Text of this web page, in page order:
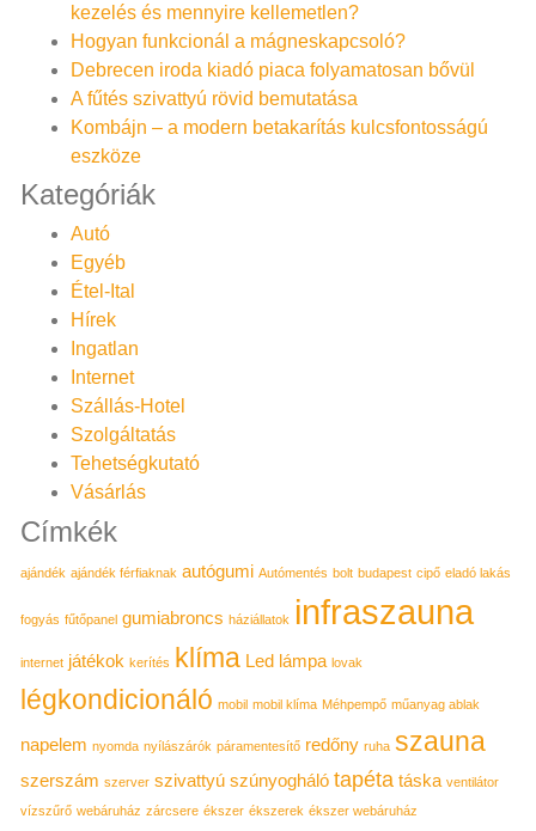
kezelés és mennyire kellemetlen?
Hogyan funkcionál a mágneskapcsoló?
Debrecen iroda kiadó piaca folyamatosan bővül
A fűtés szivattyú rövid bemutatása
Kombájn – a modern betakarítás kulcsfontosságú
eszköze
Kategóriák
Autó
Egyéb
Étel-Ital
Hírek
Ingatlan
Internet
Szállás-Hotel
Szolgáltatás
Tehetségkutató
Vásárlás
Címkék
ajándék ajándék férfiaknak autógumi Autómentés bolt budapest cipő eladó lakás
fogyás fűtőpanel gumiabroncs háziállatok infraszauna
internet játékok kerítés klíma Led lámpa lovak
légkondicionáló mobil mobil klíma Méhpempő műanyag ablak
napelem nyomda nyílászárók páramentesítő redőny ruha szauna
szerszám szerver szivattyú szúnyogháló tapéta táska ventilátor
vízszűrő webáruház zárcsere ékszer ékszerek ékszer webáruház